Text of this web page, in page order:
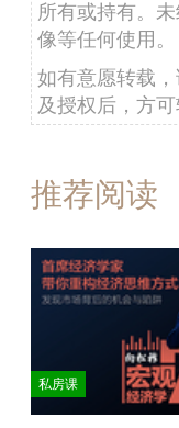
所有或持有。
像等任何使用。
如有意愿转载
及授权后，方可
推荐阅读
私房课